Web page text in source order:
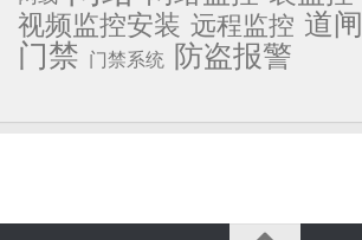
视频监控安装 远程监控 道闸
门禁 门禁系统 防盗报警